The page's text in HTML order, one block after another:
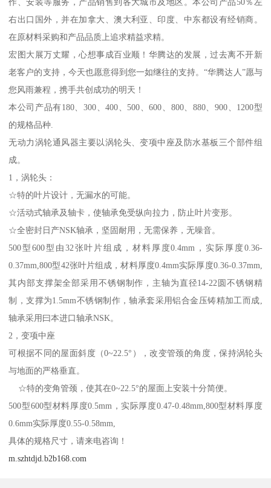
右出口国外，并在加拿大、澳大利亚、印度、中东都设有经销商。
在原材料采购和产品品质上追求精益求精。
宏图大展万丈耀，心想事成百业顺！华腾达的发展，过去离不开新
老客户的支持，今天也愿意得到您一如继往的支持。“华腾达人”愿与
您风雨兼程，携手共创成功的明天！
本公司产品有180、300、400、500、600、800、880、900、1200型
的规格品种.
无动力涡轮通风器主要以涡轮头、变项中座及防水基板三个部件组
成。
1，涡轮头：
☆特的叶片设计，无漏水的可能。
☆活动式轴承及轴卡，使轴承免受纵向拉力，防止叶片变形。
☆全密封日产NSK轴承，坚固耐用，无需保养，无噪音。
500型600型由32张叶片组成，材料厚度0.4mm，实际厚度0.36-
0.37mm,800型42张叶片组成，材料厚度0.4mm实际厚度0.36-0.37mm,
其内部支撑架全部采用不锈钢制作，主轴为直径14-22圆不锈钢精
制，支撑为1.5mm不锈钢制作，轴承套采用铝合金压铸精加工而成,
轴承采用曰本进口轴承NSK。
2，变项中座
可根据不同的屋面斜度（0~22.5°），改变管颈的角度，保持涡轮头
与地面的严格垂直。
☆特的变角管颈，使其在0~22.5°的屋面上安装十分简便。
500型600型材料厚度0.5mm，实际厚度0.47-0.48mm,800型材料厚度
0.6mm实际厚度0.55-0.58mm,
具体的规格尺寸，请来电咨询！
m.szhtdjd.b2b168.com